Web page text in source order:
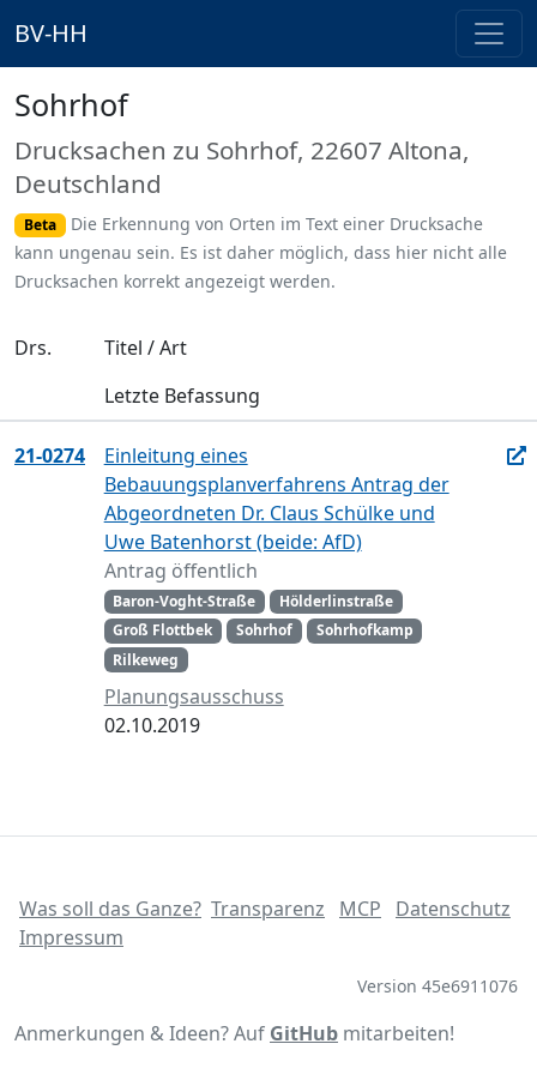
BV-HH
Sohrhof
Drucksachen zu Sohrhof, 22607 Altona,
Deutschland
Beta
Die Erkennung von Orten im Text einer Drucksache
kann ungenau sein. Es ist daher möglich, dass hier nicht alle
Drucksachen korrekt angezeigt werden.
Drs.
Titel / Art
Letzte Befassung
21-0274
Einleitung eines
Bebauungsplanverfahrens Antrag der
Abgeordneten Dr. Claus Schülke und
Uwe Batenhorst (beide: AfD)
Antrag öffentlich
Baron-Voght-Straße
Hölderlinstraße
Groß Flottbek
Sohrhof
Sohrhofkamp
Rilkeweg
Planungsausschuss
02.10.2019
Was soll das Ganze? Transparenz MCP
Datenschutz
Impressum
Version 45e6911076
Anmerkungen & Ideen? Auf GitHub mitarbeiten!